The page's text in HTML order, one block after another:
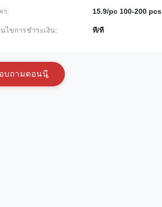
า: 15.9/pc 100-200 pcs
นไขการชำระเงิน: ที/ที
อบถามตอนน